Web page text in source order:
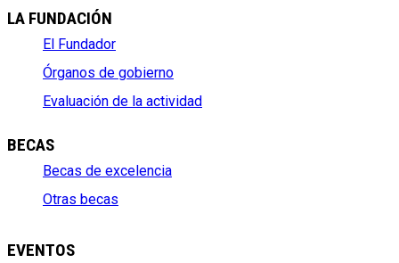
LA FUNDACIÓN
El Fundador
Órganos de gobierno
Evaluación de la actividad
BECAS
Becas de excelencia
Otras becas
EVENTOS